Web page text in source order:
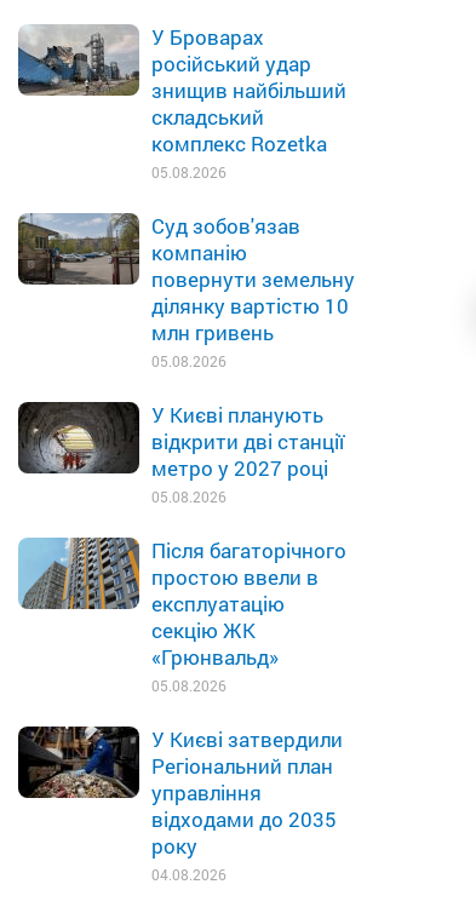
У Броварах
російський удар
знищив найбільший
складський
комплекс Rozetka
05.08.2026
Суд зобов'язав
компанію
повернути земельну
ділянку вартістю 10
млн гривень
05.08.2026
У Києві планують
відкрити дві станції
метро у 2027 році
05.08.2026
Після багаторічного
простою ввели в
експлуатацію
секцію ЖК
«Грюнвальд»
05.08.2026
У Києві затвердили
Регіональний план
управління
відходами до 2035
року
04.08.2026